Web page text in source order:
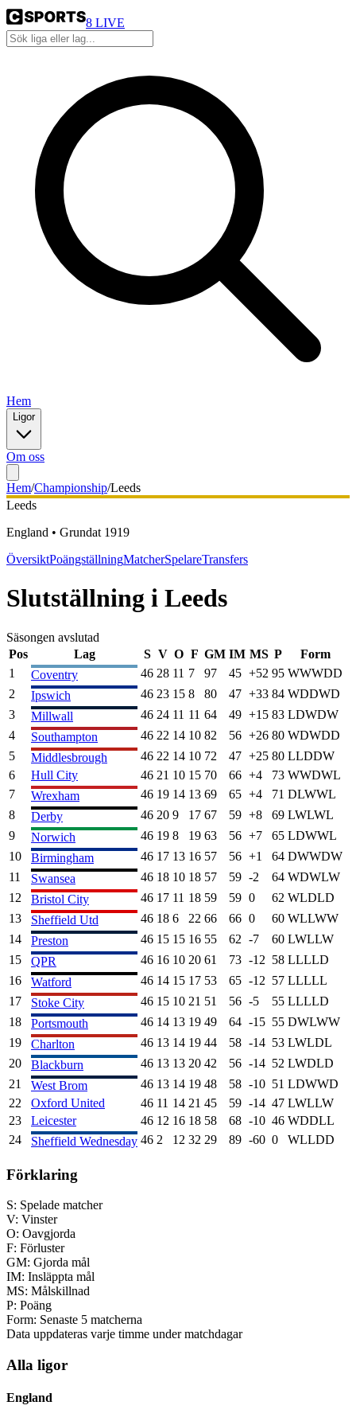
8 LIVE
Hem
Ligor
Om oss
Hem/Championship/Leeds
Leeds
England • Grundat 1919
ÖversiktPoängställningMatcherSpelareTransfers
Slutställning i Leeds
Säsongen avslutad
Pos
Lag S V O F GM IM MS P
Form
1
Coventry 46 28 11 7 97 45 +52 95 WWWDD
2
Ipswich 46 23 15 8 80 47 +33 84 WDDWD
3
Millwall 46 24 11 11 64 49 +15 83 LDWDW
4
Southampton 46 22 14 10 82 56 +26 80 WDWDD
5
Middlesbrough 46 22 14 10 72 47 +25 80 LLDDW
6
Hull City 46 21 10 15 70 66 +4 73 WWDWL
7
Wrexham 46 19 14 13 69 65 +4 71 DLWWL
8
Derby 46 20 9 17 67 59 +8 69 LWLWL
9
Norwich 46 19 8 19 63 56 +7 65 LDWWL
10
Birmingham 46 17 13 16 57 56 +1 64 DWWDW
11
Swansea 46 18 10 18 57 59 -2 64 WDWLW
12
Bristol City 46 17 11 18 59 59 0 62 WLDLD
13
Sheffield Utd 46 18 6 22 66 66 0 60 WLLWW
14
Preston 46 15 15 16 55 62 -7 60 LWLLW
15
QPR 46 16 10 20 61 73 -12 58 LLLLD
16
Watford 46 14 15 17 53 65 -12 57 LLLLL
17
Stoke City 46 15 10 21 51 56 -5 55 LLLLD
18
Portsmouth 46 14 13 19 49 64 -15 55 DWLWW
19
Charlton 46 13 14 19 44 58 -14 53 LWLDL
20
Blackburn 46 13 13 20 42 56 -14 52 LWDLD
21
West Brom 46 13 14 19 48 58 -10 51 LDWWD
22
Oxford United 46 11 14 21 45 59 -14 47 LWLLW
23
Leicester 46 12 16 18 58 68 -10 46 WDDLL
24
Sheffield Wednesday 46 2 12 32 29 89 -60 0 WLLDD
Förklaring
S: Spelade matcher
V: Vinster
O: Oavgjorda
F: Förluster
GM: Gjorda mål
IM: Insläppta mål
MS: Målskillnad
P: Poäng
Form: Senaste 5 matcherna
Data uppdateras varje timme under matchdagar
Alla ligor
England